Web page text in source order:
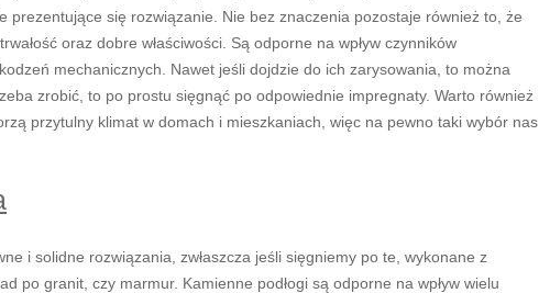
prezentujące się rozwiązanie. Nie bez znaczenia pozostaje również to, że
oraz dobre właściwości. Są odporne na wpływ czynników
mechanicznych. Nawet jeśli dojdzie do ich zarysowania, to można
zrobić, to po prostu sięgnąć po odpowiednie impregnaty. Warto również
przytulny klimat w domach i mieszkaniach, więc na pewno taki wybór nas
i solidne rozwiązania, zwłaszcza jeśli sięgniemy po te, wykonane z
po granit, czy marmur. Kamienne podłogi są odporne na wpływ wielu